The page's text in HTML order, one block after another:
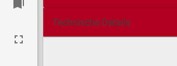
Technische Details